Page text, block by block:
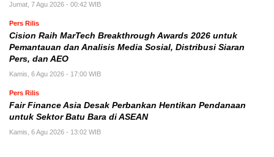
Jumat, 7 Agu 2026 - 00:42 WIB
Pers Rilis
Cision Raih MarTech Breakthrough Awards 2026 untuk
Pemantauan dan Analisis Media Sosial, Distribusi Siaran
Pers, dan AEO
Kamis, 6 Agu 2026 - 17:00 WIB
Pers Rilis
Fair Finance Asia Desak Perbankan Hentikan Pendanaan
untuk Sektor Batu Bara di ASEAN
Kamis, 6 Agu 2026 - 13:02 WIB